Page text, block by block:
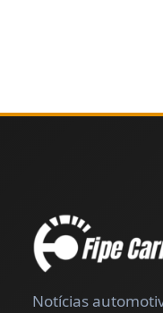
Notícias